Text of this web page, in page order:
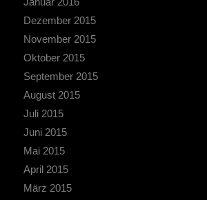
Dezember 2015
November 2015
Oktober 2015
September 2015
August 2015
Juli 2015
Juni 2015
Mai 2015
April 2015
März 2015